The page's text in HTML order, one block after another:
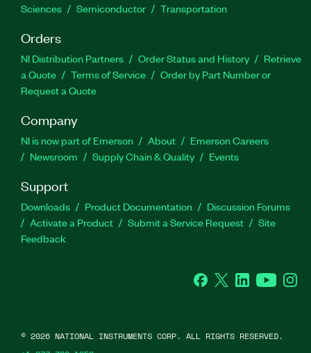
Sciences
Semiconductor Transportation
Orders
NI Distribution Partners Order Status and History
Retrieve
a Quote
Terms of Service
Order by Part Number or
Request a Quote
Company
NI is now part of Emerson About
Emerson Careers
Newsroom
Supply Chain & Quality Events
Support
Downloads Product Documentation
Discussion Forums
Activate a Product
Submit a Service Request
Site
Feedback
Facebook
Twitter LinkedInYouTube
© 2026 NATIONAL INSTRUMENTS CORP. ALL RIGHTS RESERVED.